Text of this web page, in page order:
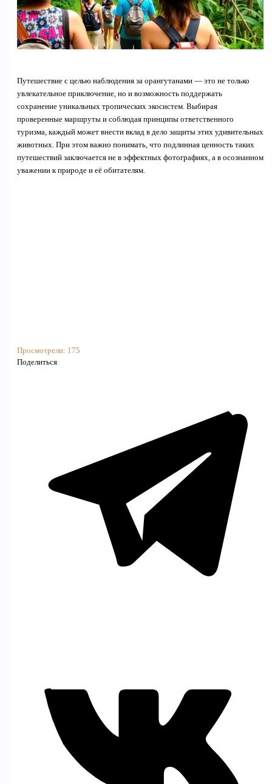
Путешествие с целью наблюдения за орангутанами — это не только
увлекательное приключение, но и возможность поддержать
сохранение уникальных тропических экосистем. Выбирая
проверенные маршруты и соблюдая принципы ответственного
туризма, каждый может внести вклад в дело защиты этих удивительных
животных. При этом важно понимать, что подлинная ценность таких
путешествий заключается не в эффектных фотографиях, а в осознанном
уважении к природе и её обитателям.
Просмотрели: 175
Поделиться